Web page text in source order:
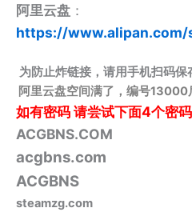
阿里云盘 ：
https://www.alipan.com/
为防止炸链接，请用手机扫码保
阿里云盘空间满了，编号13000
如有密码请尝试下面4个密码
ACGBNS.COM
acgbns.com
ACGBNS
steamzg.com